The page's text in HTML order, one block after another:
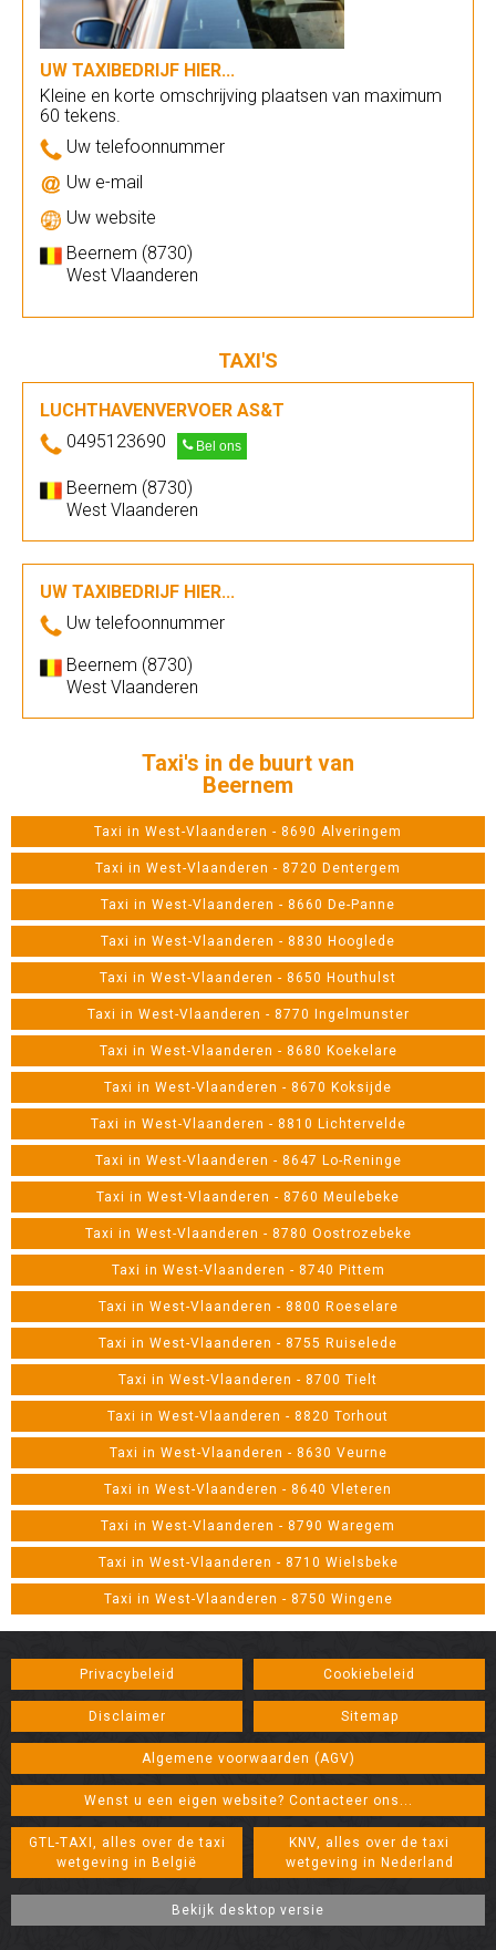
UW TAXIBEDRIJF HIER...
Kleine en korte omschrijving plaatsen van maximum
60 tekens.
Uw telefoonnummer
Uw e-mail
Uw website
Beernem (8730)
West Vlaanderen
TAXI'S
LUCHTHAVENVERVOER AS&T
0495123690
Bel ons
Beernem (8730)
West Vlaanderen
UW TAXIBEDRIJF HIER...
Uw telefoonnummer
Beernem (8730)
West Vlaanderen
Taxi's in de buurt van
Beernem
Taxi in West-Vlaanderen - 8690 Alveringem
Taxi in West-Vlaanderen - 8720 Dentergem
Taxi in West-Vlaanderen - 8660 De-Panne
Taxi in West-Vlaanderen - 8830 Hooglede
Taxi in West-Vlaanderen - 8650 Houthulst
Taxi in West-Vlaanderen - 8770 Ingelmunster
Taxi in West-Vlaanderen - 8680 Koekelare
Taxi in West-Vlaanderen - 8670 Koksijde
Taxi in West-Vlaanderen - 8810 Lichtervelde
Taxi in West-Vlaanderen - 8647 Lo-Reninge
Taxi in West-Vlaanderen - 8760 Meulebeke
Taxi in West-Vlaanderen - 8780 Oostrozebeke
Taxi in West-Vlaanderen - 8740 Pittem
Taxi in West-Vlaanderen - 8800 Roeselare
Taxi in West-Vlaanderen - 8755 Ruiselede
Taxi in West-Vlaanderen - 8700 Tielt
Taxi in West-Vlaanderen - 8820 Torhout
Taxi in West-Vlaanderen - 8630 Veurne
Taxi in West-Vlaanderen - 8640 Vleteren
Taxi in West-Vlaanderen - 8790 Waregem
Taxi in West-Vlaanderen - 8710 Wielsbeke
Taxi in West-Vlaanderen - 8750 Wingene
Privacybeleid Cookiebeleid
Disclaimer Sitemap
Algemene voorwaarden (AGV)
Wenst u een eigen website? Contacteer ons...
GTL-TAXI, alles over de taxi
wetgeving in België
KNV, alles over de taxi
wetgeving in Nederland